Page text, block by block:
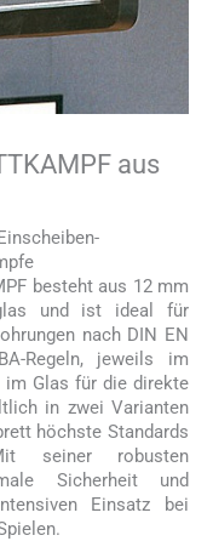
aus
besteht aus 12 mm
und ist ideal für
nach DIN EN
Regeln, jeweils im
im Glas für die direkte
in zwei Varianten
höchste Standards
seiner robusten
Sicherheit und
Einsatz bei